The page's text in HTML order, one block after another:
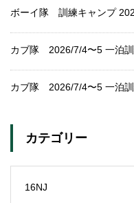
ボーイ隊 訓練キャンプ
カブ隊 2026/7/4〜5 一泊訓
カブ隊 2026/7/4〜5 一泊訓
カテゴリー
16NJ